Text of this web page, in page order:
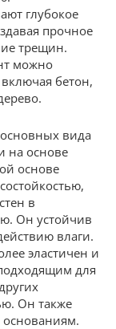
глубокое
прочное
трещин.
можно
бетон,
вида
на основе
основе
в
Он устойчив
влаги.
эластичен и
для
Он также